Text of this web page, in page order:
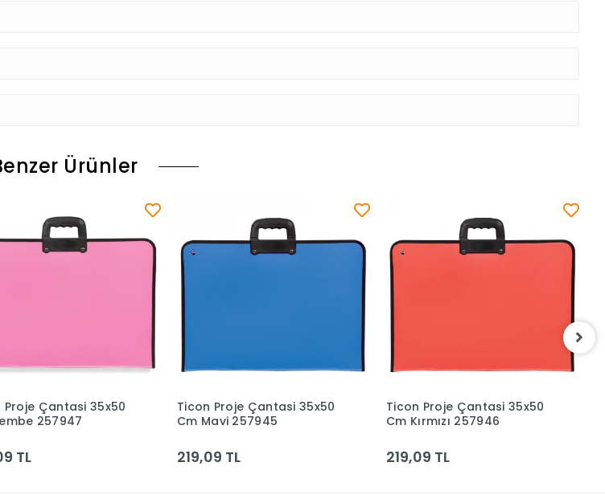
Ürünler
Sepete Ekle
Proje Çantasi 35x50
257947
TL
Sepete Ekle
Ticon Proje Çantasi 35x50
Cm Mavi 257945
219,09 TL
Sepete Ekle
Ticon Proje Çantasi 35x50
Cm Kırmızı 257946
219,09 TL